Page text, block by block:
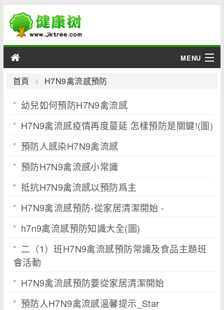
MENU
男性
女性
育兒
老人
疾病
首頁 H7N9禽流感預防
幼兒如何預防H7N9禽流感
H7N9禽流感疫情再度蔓延 怎樣預防是關鍵!(圖)
預防人感染H7N9禽流感
預防H7N9禽流感小常識
抵抗H7N9禽流感以預防爲主
H7N9禽流感預防-從家居清潔開始 -
h7n9禽流感預防知識大全(圖)
二（1）班H7N9禽流感預防常識及食品主題班
會活動
H7N9禽流感預防要從家居清潔開始
預防人H7N9禽流感溫馨提示_Star